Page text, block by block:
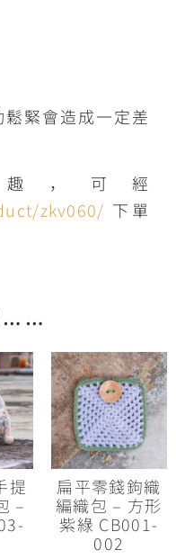
緊會造成一定差
，可經
zkv060/ 下單
……
提
–
扁平零錢鉤織
編織包 – 方形
紫綠 CB001-
002